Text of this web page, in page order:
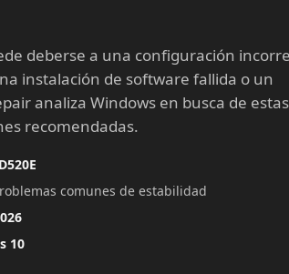
deberse a una configuración
instalación de software fallida o un
analiza Windows en busca de estas
recomendadas.
comunes de estabilidad
10